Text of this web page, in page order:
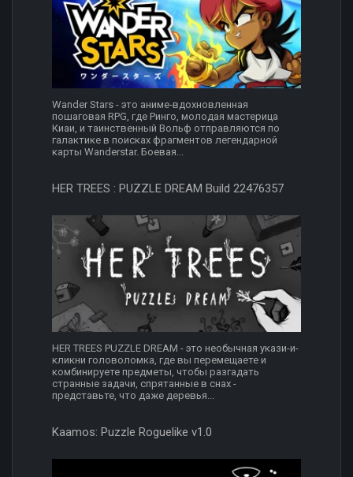
Wander Stars - это аниме‑вдохновленная
пошаговая RPG, где Ринго, молодая мастерица
Киаи, и таинственный Вольф отправляются по
галактике в поисках фрагментов легендарной
карты Wanderstar. Боевая...
HER TREES : PUZZLE DREAM Build 22476357
HER TREES PUZZLE DREAM - это необычная укази-и-
кликни головоломка, где вы перемещаете и
комбинируете предметы, чтобы разгадать
странные задачи, спрятанные в снах -
представьте, что даже деревья...
Kaamos: Puzzle Roguelike v1.0